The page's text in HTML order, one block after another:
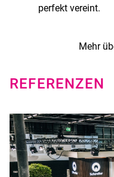
perfekt vereint.
Mehr
REFERENZEN